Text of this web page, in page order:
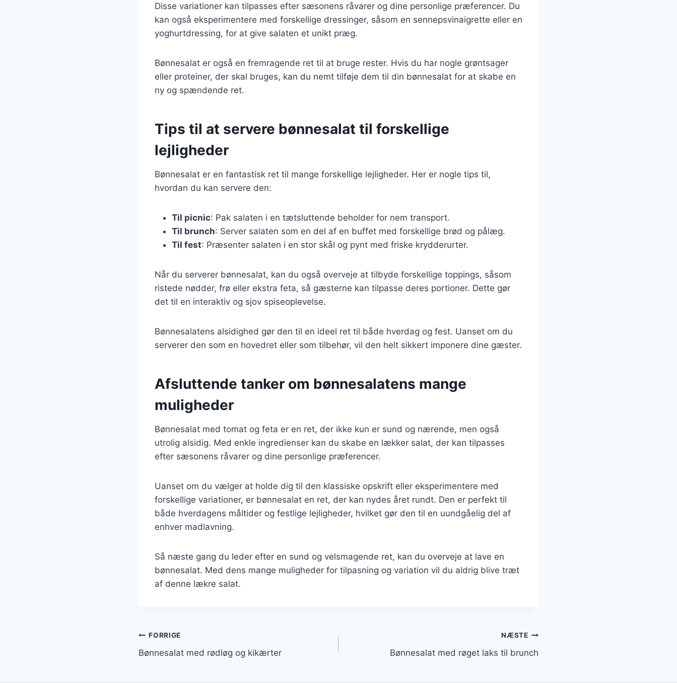
Disse variationer kan tilpasses efter sæsonens råvarer og dine personlige præferencer. Du
kan også eksperimentere med forskellige dressinger, såsom en sennepsvinaigrette eller en
yoghurtdressing, for at give salaten et unikt præg.
Bønnesalat er også en fremragende ret til at bruge rester. Hvis du har nogle grøntsager
eller proteiner, der skal bruges, kan du nemt tilføje dem til din bønnesalat for at skabe en
ny og spændende ret.
Tips til at servere bønnesalat til forskellige
lejligheder
Bønnesalat er en fantastisk ret til mange forskellige lejligheder. Her er nogle tips til,
hvordan du kan servere den:
Til picnic: Pak salaten i en tætsluttende beholder for nem transport.
Til brunch: Server salaten som en del af en buffet med forskellige brød og pålæg.
Til fest: Præsenter salaten i en stor skål og pynt med friske krydderurter.
Når du serverer bønnesalat, kan du også overveje at tilbyde forskellige toppings, såsom
ristede nødder, frø eller ekstra feta, så gæsterne kan tilpasse deres portioner. Dette gør
det til en interaktiv og sjov spiseoplevelse.
Bønnesalatens alsidighed gør den til en ideel ret til både hverdag og fest. Uanset om du
serverer den som en hovedret eller som tilbehør, vil den helt sikkert imponere dine gæster.
Afsluttende tanker om bønnesalatens mange
muligheder
Bønnesalat med tomat og feta er en ret, der ikke kun er sund og nærende, men også
utrolig alsidig. Med enkle ingredienser kan du skabe en lækker salat, der kan tilpasses
efter sæsonens råvarer og dine personlige præferencer.
Uanset om du vælger at holde dig til den klassiske opskrift eller eksperimentere med
forskellige variationer, er bønnesalat en ret, der kan nydes året rundt. Den er perfekt til
både hverdagens måltider og festlige lejligheder, hvilket gør den til en uundgåelig del af
enhver madlavning.
Så næste gang du leder efter en sund og velsmagende ret, kan du overveje at lave en
bønnesalat. Med dens mange muligheder for tilpasning og variation vil du aldrig blive træt
af denne lækre salat.
Indlægsnavigation
FORRIGE
Bønnesalat med rødløg og kikærter
NÆSTE
Bønnesalat med røget laks til brunch